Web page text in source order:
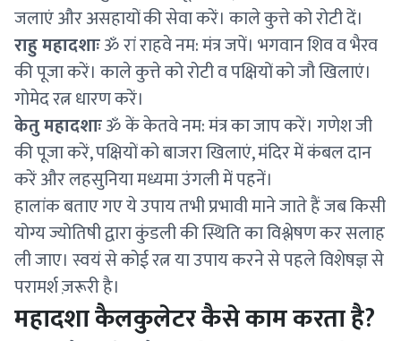
जलाएं और असहायों की सेवा करें। काले कुत्ते को रोटी दें।
राहु महादशाःॐ रां राहवे नम: मंत्र जपें। भगवान शिव व भैरव
की पूजा करें। काले कुत्ते को रोटी व पक्षियों को जौ खिलाएं।
गोमेद रत्न धारण करें।
केतु महादशाःॐ कें केतवे नम: मंत्र का जाप करें। गणेश जी
की पूजा करें, पक्षियों को बाजरा खिलाएं, मंदिर में कंबल दान
करें और लहसुनिया मध्यमा उंगली में पहनें।
हालांक बताए गए ये उपाय तभी प्रभावी माने जाते हैं जब किसी
योग्य ज्योतिषी द्वारा कुंडली की स्थिति का विश्लेषण कर सलाह
ली जाए। स्वयं से कोई रत्न या उपाय करने से पहले विशेषज्ञ से
परामर्श ज़रूरी है।
महादशा कैलकुलेटर कैसे काम करता है?